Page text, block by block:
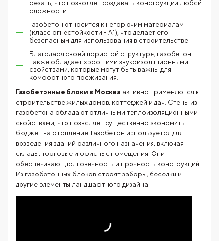
резать, что позволяет создавать конструкции любой
сложности.
Газобетон относится к негорючим материалам
(класс огнестойкости - А1), что делает его
безопасным для использования в строительстве.
Благодаря своей пористой структуре, газобетон
также обладает хорошими звукоизоляционными
свойствами, которые могут быть важны для
комфортного проживания.
Газобетонные блоки в Москва активно применяются в
строительстве жилых домов, коттеджей и дач. Стены из
газобетона обладают отличными теплоизоляционными
свойствами, что позволяет существенно экономить
бюджет на отопление. Газобетон используется для
возведения зданий различного назначения, включая
склады, торговые и офисные помещения. Они
обеспечивают долговечность и прочность конструкций.
Из газобетонных блоков строят заборы, беседки и
другие элементы ландшафтного дизайна.